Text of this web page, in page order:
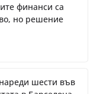
финанси са
но решение
шести във